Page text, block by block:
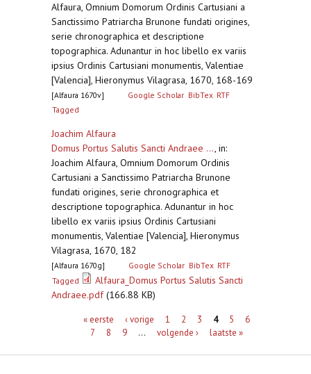
Alfaura, Omnium Domorum Ordinis Cartusiani a
Sanctissimo Patriarcha Brunone fundati origines,
serie chronographica et descriptione
topographica. Adunantur in hoc libello ex variis
ipsius Ordinis Cartusiani monumentis, Valentiae
[Valencia], Hieronymus Vilagrasa, 1670, 168-169
[Alfaura 1670v] Google Scholar BibTex RTF
Tagged
Joachim Alfaura
Domus Portus Salutis Sancti Andraee ..., in:
Joachim Alfaura, Omnium Domorum Ordinis
Cartusiani a Sanctissimo Patriarcha Brunone
fundati origines, serie chronographica et
descriptione topographica. Adunantur in hoc
libello ex variis ipsius Ordinis Cartusiani
monumentis, Valentiae [Valencia], Hieronymus
Vilagrasa, 1670, 182
[Alfaura 1670g] Google Scholar BibTex RTF
Tagged
Alfaura_Domus Portus Salutis Sancti
Andraee.pdf(166.88 KB)
Pagina's« eerste ‹ vorige 1 2 3 4 5
6
7
8 9 … volgende › laatste »